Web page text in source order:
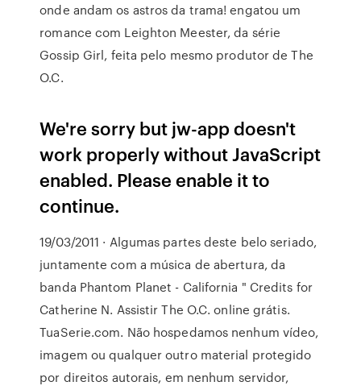
onde andam os astros da trama! engatou um
romance com Leighton Meester, da série
Gossip Girl, feita pelo mesmo produtor de The
O.C.
We're sorry but jw-app doesn't
work properly without JavaScript
enabled. Please enable it to
continue.
19/03/2011 · Algumas partes deste belo seriado,
juntamente com a música de abertura, da
banda Phantom Planet - California " Credits for
Catherine N. Assistir The O.C. online grátis.
TuaSerie.com. Não hospedamos nenhum vídeo,
imagem ou qualquer outro material protegido
por direitos autorais, em nenhum servidor,